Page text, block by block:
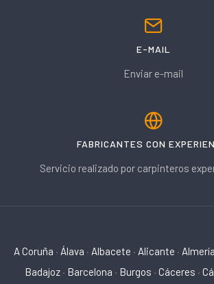
E-MAIL
Enviar e-mail
FABRICANTES CON
Servicio realizado por carpinteros
A Coruña · Álava · Albacete · Alicante · Almería
Badajoz · Barcelona · Burgos · Cáceres ·